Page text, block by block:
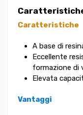
Caratteristiche
A base di
Eccellente
formazione di
Elevata
Vantaggi